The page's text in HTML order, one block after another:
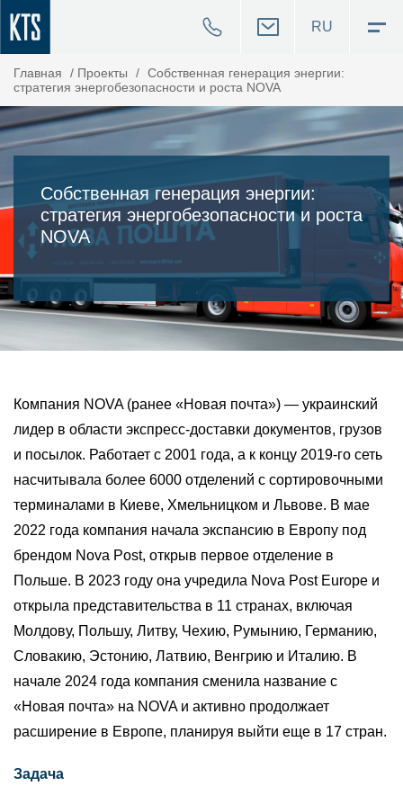
RU
Главная / Проекты / Собственная генерация энергии:
стратегия энергобезопасности и роста NOVA
Собственная генерация энергии:
стратегия энергобезопасности и роста
NOVA
Компания NOVA (ранее «Новая почта») — украинский
лидер в области экспресс-доставки документов, грузов
и посылок. Работает с 2001 года, а к концу 2019-го сеть
насчитывала более 6000 отделений с сортировочными
терминалами в Киеве, Хмельницком и Львове. В мае
2022 года компания начала экспансию в Европу под
брендом Nova Post, открыв первое отделение в
Польше. В 2023 году она учредила Nova Post Europe и
открыла представительства в 11 странах, включая
Молдову, Польшу, Литву, Чехию, Румынию, Германию,
Словакию, Эстонию, Латвию, Венгрию и Италию. В
начале 2024 года компания сменила название с
«Новая почта» на NOVA и активно продолжает
расширение в Европе, планируя выйти еще в 17 стран.
Задача